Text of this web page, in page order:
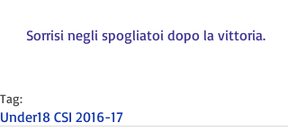
Sorrisi negli spogliatoi dopo la vittoria.
Tag:
Under18 CSI 2016-17